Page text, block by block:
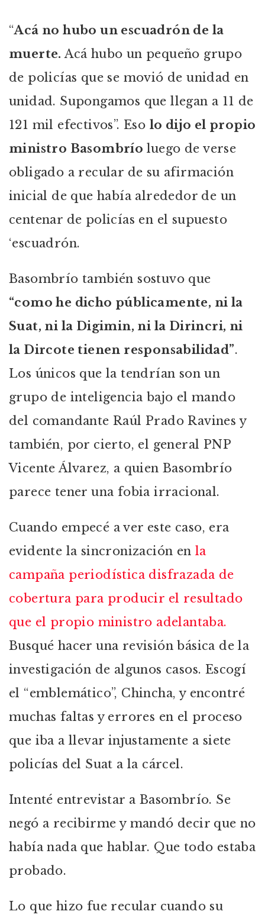
“Acá no hubo un escuadrón de la
muerte. Acá hubo un pequeño grupo
de policías que se movió de unidad en
unidad. Supongamos que llegan a 11 de
121 mil efectivos”. Eso lo dijo el propio
ministro Basombrío luego de verse
obligado a recular de su afirmación
inicial de que había alrededor de un
centenar de policías en el supuesto
‘escuadrón.
Basombrío también sostuvo que
“como he dicho públicamente, ni la
Suat, ni la Digimin, ni la Dirincri, ni
la Dircote tienen responsabilidad”.
Los únicos que la tendrían son un
grupo de inteligencia bajo el mando
del comandante Raúl Prado Ravines y
también, por cierto, el general PNP
Vicente Álvarez, a quien Basombrío
parece tener una fobia irracional.
Cuando empecé a ver este caso, era
evidente la sincronización en la
campaña periodística disfrazada de
cobertura para producir el resultado
que el propio ministro adelantaba.
Busqué hacer una revisión básica de la
investigación de algunos casos. Escogí
el “emblemático”, Chincha, y encontré
muchas faltas y errores en el proceso
que iba a llevar injustamente a siete
policías del Suat a la cárcel.
Intenté entrevistar a Basombrío. Se
negó a recibirme y mandó decir que no
había nada que hablar. Que todo estaba
probado.
Lo que hizo fue recular cuando su